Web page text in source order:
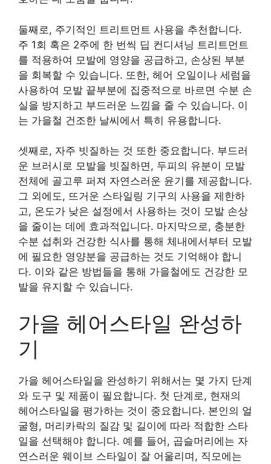
둘째로, 주기적인 트리트먼트 사용을 추천합니다.
주 1회 혹은 2주에 한 번씩 딥 컨디셔닝 트리트먼트
를 적용하여 모발에 영양을 공급하고, 손상된 부분
을 회복할 수 있습니다. 또한, 헤어 오일이나 세럼을
사용하여 모발 끝부분에 집중적으로 바르면 수분 손
실을 방지하고 부드러운 느낌을 줄 수 있습니다. 이
는 가을철 건조한 날씨에서 특히 유용합니다.
셋째로, 자주 빗질하는 것 또한 중요합니다. 부드러
운 브러시로 모발을 빗질하면, 두피의 유분이 모발
전체에 골고루 퍼져 자연스러운 윤기를 제공합니다.
그 외에도, 뜨거운 스타일링 기구의 사용을 제한하
고, 온도가 낮은 설정에서 사용하는 것이 모발 손상
을 줄이는 데에 효과적입니다. 마지막으로, 충분한
수분 섭취와 건강한 식사를 통해 체내에서부터 모발
에 필요한 영양분을 공급하는 것도 기억해야 합니
다. 이와 같은 방법들을 통해 가을철에도 건강한 모
발을 유지할 수 있습니다.
가을 헤어스타일 완성하
기
가을 헤어스타일을 완성하기 위해서는 몇 가지 단계
와 도구 및 제품이 필요합니다. 첫 단계로, 현재의
헤어스타일을 평가하는 것이 중요합니다. 본인의 얼
굴형, 머리카락의 질감 및 길이에 따라 적합한 스타
일을 선택해야 합니다. 예를 들어, 곱슬머리에는 자
연스러운 웨이브 스타일이 잘 어울리며, 직모에는